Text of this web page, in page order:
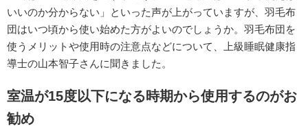
いいのか分からない」といった声が上がっていますが、羽毛布
団はいつ頃から使い始めた方がよいのでしょうか。羽毛布団を
使うメリットや使用時の注意点などについて、上級睡眠健康指
導士の山本智子さんに聞きました。
室温が15度以下になる時期から使用するのがお
勧め